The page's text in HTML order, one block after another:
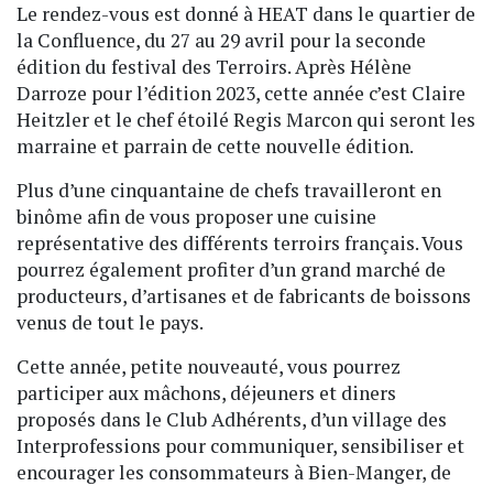
Le rendez-vous est donné à HEAT dans le quartier de
la Confluence, du 27 au 29 avril pour la seconde
édition du festival des Terroirs. Après Hélène
Darroze pour l’édition 2023, cette année c’est Claire
Heitzler et le chef étoilé Regis Marcon qui seront les
marraine et parrain de cette nouvelle édition.
Plus d’une cinquantaine de chefs travailleront en
binôme afin de vous proposer une cuisine
représentative des différents terroirs français. Vous
pourrez également profiter d’un grand marché de
producteurs, d’artisanes et de fabricants de boissons
venus de tout le pays.
Cette année, petite nouveauté, vous pourrez
participer aux mâchons, déjeuners et diners
proposés dans le Club Adhérents, d’un village des
Interprofessions pour communiquer, sensibiliser et
encourager les consommateurs à Bien-Manger, de